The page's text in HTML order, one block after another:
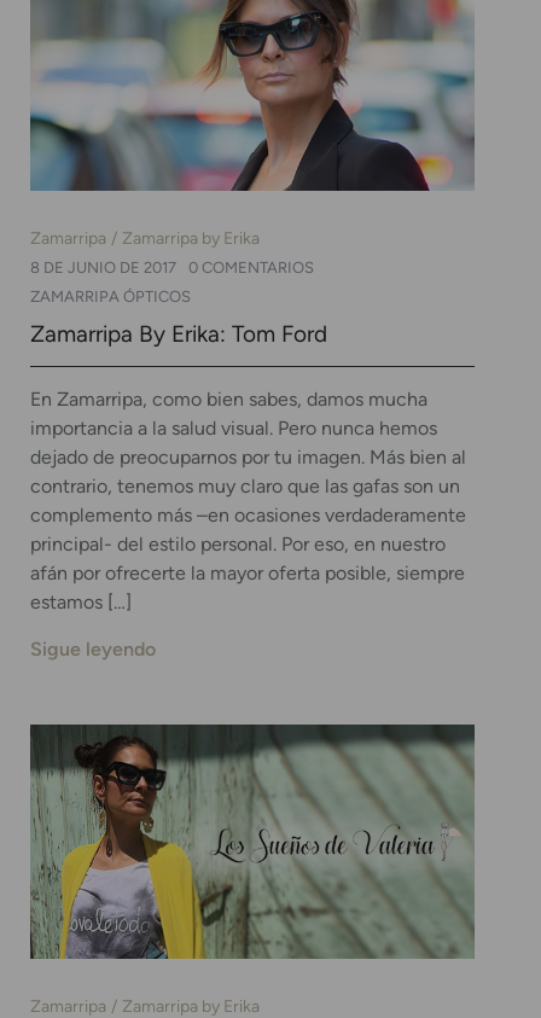
Zamarripa Zamarripa by Erika
8 DE JUNIO DE 2017
0 COMENTARIOS
ZAMARRIPA ÓPTICOS
Zamarripa By Erika: Tom Ford
En Zamarripa, como bien sabes, damos mucha
importancia a la salud visual. Pero nunca hemos
dejado de preocuparnos por tu imagen. Más bien al
contrario, tenemos muy claro que las gafas son un
complemento más –en ocasiones verdaderamente
principal- del estilo personal. Por eso, en nuestro
afán por ofrecerte la mayor oferta posible, siempre
estamos […]
Sigue leyendo
Zamarripa Zamarripa by Erika